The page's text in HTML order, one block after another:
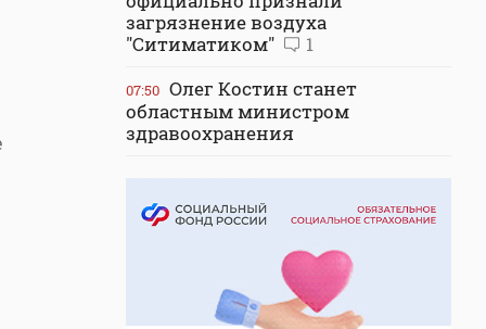
загрязнение воздуха
"Ситиматиком"
1
07:50 Олег Костин станет
областным министром
здравоохранения